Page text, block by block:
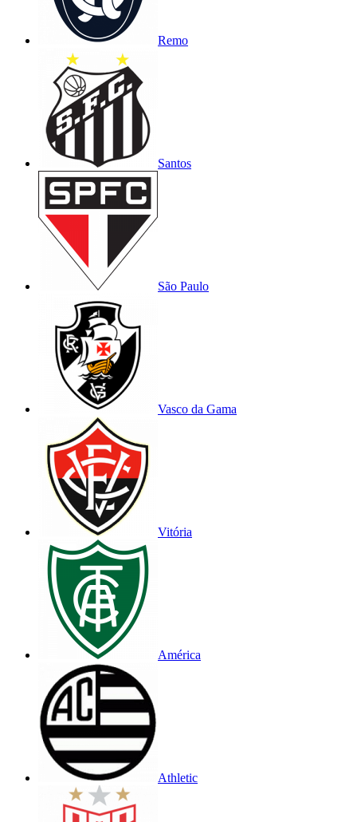
Remo
Santos
São Paulo
Vasco da Gama
Vitória
América
Athletic